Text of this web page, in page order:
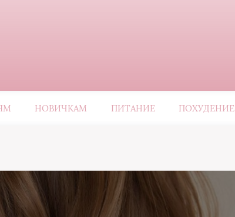
НОВИЧКАМ ПИТАНИЕ ПОХУДЕНИЕ